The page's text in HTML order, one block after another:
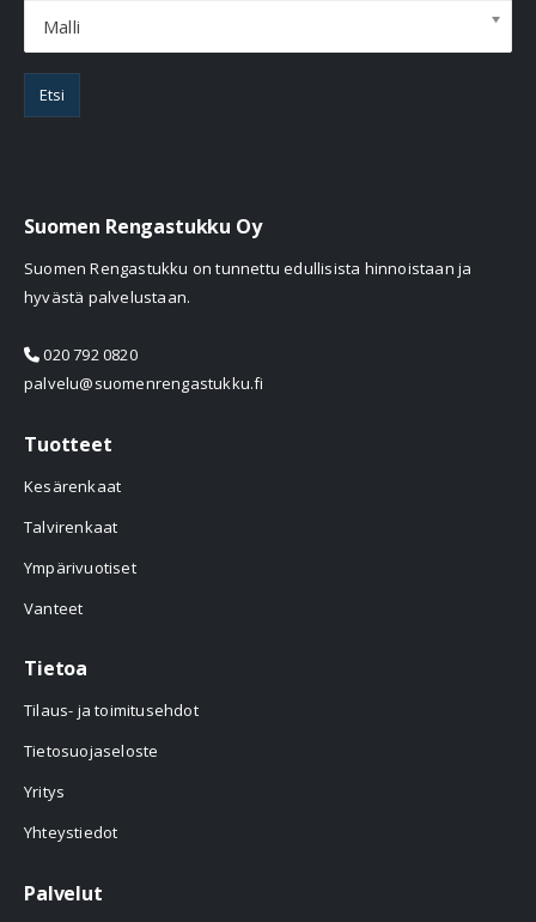
Malli
Etsi
Suomen Rengastukku Oy
Suomen Rengastukku on tunnettu edullisista hinnoistaan ja
hyvästä palvelustaan.
020 792 0820
palvelu@suomenrengastukku.fi
Tuotteet
Kesärenkaat
Talvirenkaat
Ympärivuotiset
Vanteet
Tietoa
Tilaus- ja toimitusehdot
Tietosuojaseloste
Yritys
Yhteystiedot
Palvelut